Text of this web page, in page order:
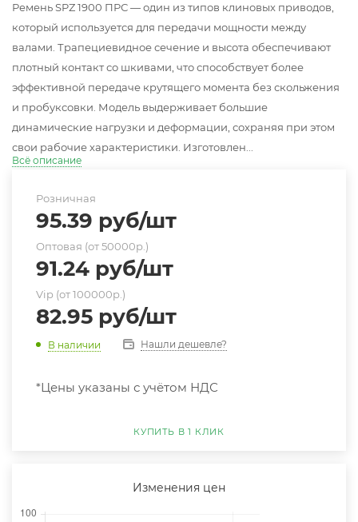
Ремень SPZ 1900 ПРС — один из типов клиновых приводов,
который используется для передачи мощности между
валами. Трапециевидное сечение и высота обеспечивают
плотный контакт со шкивами, что способствует более
эффективной передаче крутящего момента без скольжения
и пробуксовки. Модель выдерживает большие
динамические нагрузки и деформации, сохраняя при этом
свои рабочие характеристики. Изготовлен...
Всё описание
Розничная
95.39 руб/шт
Оптовая (от 50000р.)
91.24 руб/шт
Vip (от 100000р.)
82.95 руб/шт
В наличии Нашли дешевле?
*Цены указаны с учётом НДС
КУПИТЬ В 1 КЛИК
Изменения цен